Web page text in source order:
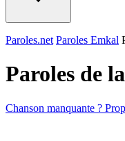
Paroles.net Paroles Emkal
Paroles de
Chanson manquante ?